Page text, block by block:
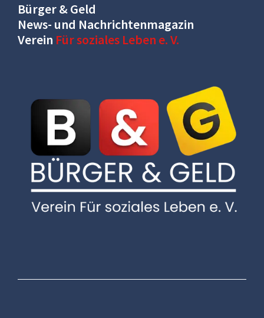
Bürger & Geld
News- und Nachrichtenmagazin
Verein Für soziales Leben e. V.